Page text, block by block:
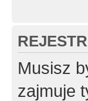
Musisz
zajmuje